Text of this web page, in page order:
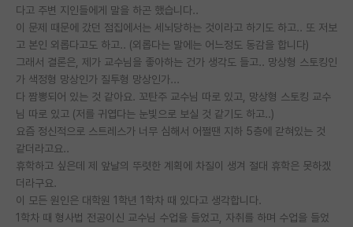
학술 정보 게시판
홍보 게시판
커리어
유학교육
이벤트
반도체 아카데미
재팬라운지 🌸
다고 주변 지인들에게 말을 하곤 했습니다..
이 문제 때문에 갔던 점집에서는 세뇌당하는 것이라고 하기도 하고.. 또 저보
고 본인 외롭다고도 하고.. (외롭다는 말에는 어느정도 동감을 합니다)
그래서 결론은, 제가 교수님을 좋아하는 건가 생각도 들고.. 망상형 스토킹인
가 색정형 망상인가 질투형 망상인가...
다 짬뽕되어 있는 것 같아요. 꼬탄주 교수님 따로 있고, 망상형 스토킹 교수
님 따로 있고 (저를 귀엽다는 눈빛으로 보실 것 같기도 하고..)
요즘 정신적으로 스트레스가 너무 심해서 어쩔땐 지하 5층에 갇혀있는 것
같더라고요..
휴학하고 싶은데 제 앞날의 뚜렷한 계획에 차질이 생겨 절대 휴학은 못하겠
더라구요.
이 모든 원인은 대학원 1학년 1학차 때 있다고 생각합니다.
1학차 때 형사법 전공이신 교수님 수업을 들었고, 자취를 하며 수업을 들었